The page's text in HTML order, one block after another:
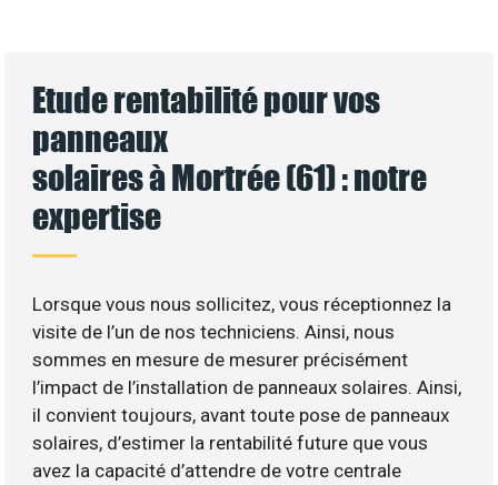
Etude rentabilité pour vos
panneaux
solaires à Mortrée (61) : notre
expertise
Lorsque vous nous sollicitez, vous réceptionnez la
visite de l’un de nos techniciens. Ainsi, nous
sommes en mesure de mesurer précisément
l’impact de l’installation de panneaux solaires. Ainsi,
il convient toujours, avant toute pose de panneaux
solaires, d’estimer la rentabilité future que vous
avez la capacité d’attendre de votre centrale